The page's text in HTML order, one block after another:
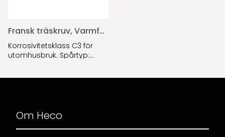
Fransk träskruv, Varmförzinkad
Korrosivitetsklass C3 för
utomhusbruk. Spårtyp:
Om Heco